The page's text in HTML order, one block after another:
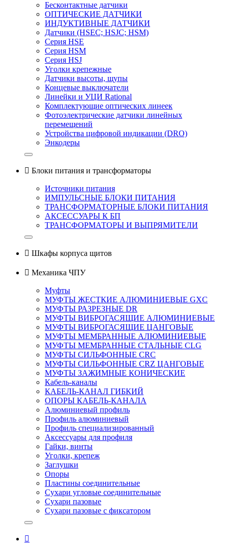
Бесконтактные датчики
ОПТИЧЕСКИЕ ДАТЧИКИ
ИНДУКТИВНЫЕ ДАТЧИКИ
Датчики (HSEС; HSJС; HSM)
Серия HSE
Серия HSM
Серия HSJ
Уголки крепежные
Датчики высоты, щупы
Концевые выключатели
Линейки и УЦИ Rational
Комплектующие оптических линеек
Фотоэлектрические датчики линейных
перемещений
Устройства цифровой индикации (DRO)
Энкодеры
 Блоки питания и трансформаторы
Источники питания
ИМПУЛЬСНЫЕ БЛОКИ ПИТАНИЯ
ТРАНСФОРМАТОРНЫЕ БЛОКИ ПИТАНИЯ
АКСЕССУАРЫ К БП
ТРАНСФОРМАТОРЫ И ВЫПРЯМИТЕЛИ
 Шкафы корпуса щитов
 Механика ЧПУ
Муфты
МУФТЫ ЖЕСТКИЕ АЛЮМИНИЕВЫЕ GXC
МУФТЫ РАЗРЕЗНЫЕ DR
МУФТЫ ВИБРОГАСЯЩИЕ АЛЮМИНИЕВЫЕ
МУФТЫ ВИБРОГАСЯЩИЕ ЦАНГОВЫЕ
МУФТЫ МЕМБРАННЫЕ АЛЮМИНИЕВЫЕ
МУФТЫ МЕМБРАННЫЕ СТАЛЬНЫЕ CLG
МУФТЫ СИЛЬФОННЫЕ CRC
МУФТЫ СИЛЬФОННЫЕ CRZ ЦАНГОВЫЕ
МУФТЫ ЗАЖИМНЫЕ КОНИЧЕСКИЕ
Кабель-каналы
КАБЕЛЬ-КАНАЛ ГИБКИЙ
ОПОРЫ КАБЕЛЬ-КАНАЛА
Алюминиевый профиль
Профиль алюминиевый
Профиль специализированный
Аксессуары для профиля
Гайки, винты
Уголки, крепеж
Заглушки
Опоры
Пластины соединительные
Сухари угловые соединительные
Сухари пазовые
Сухари пазовые с фиксатором
